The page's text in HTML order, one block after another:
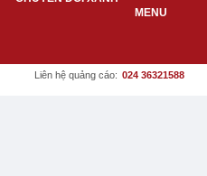
Liên hệ quảng cáo: 024 36321588